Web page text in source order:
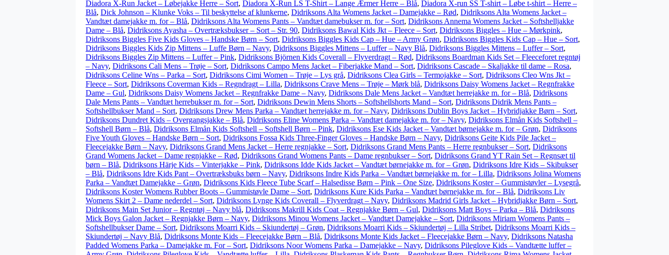
Diadora X-Run Jacket – Løbejakke Herre – Sort, Diadora X-Run LS T-Shirt – Lange Ærmer Herre – Blå, Diadora X-run SS T-shirt – Løbe t-shirt – Herre –
Blå, Dick Johnson – Klunke Voks – Til beskyttelse af klunkerne, Didriksons Alta Womens Jacket – Damejakke – Rød, Didriksons Alta Womens Jacket –
Vandtæt damejakke m. for – Blå, Didriksons Alta Womens Pants – Vandtæt damebukser m. for – Sort, Didriksons Annema Womens Jacket – Softshelljakke
Dame – Blå, Didriksons Ayasha – Overtræksbukser – Sort – Str. 90, Didriksons Bawal Kids Jkt – Fleece – Sort, Didriksons Biggles – Hue – Mørkpink,
Didriksons Biggles Five Kids Gloves – Handske Børn – Sort, Didriksons Biggles Kids Cap – Hue – Army Grøn, Didriksons Biggles Kids Cap – Hue – Sort,
Didriksons Biggles Kids Zip Mittens – Luffe Børn – Navy, Didriksons Biggles Mittens – Luffer – Navy Blå, Didriksons Biggles Mittens – Luffer – Sort,
Didriksons Biggles Zip Mittens – Luffer – Pink, Didriksons Björnen Kids Coverall – Flyverdragt – Rød, Didriksons Boardman Kids Set – Fleeceforet regntøj
– Navy, Didriksons Cali Mens – Trøje – Sort, Didriksons Campo Mens Jacket – Fiberjakke Mand – Sort, Didriksons Cascade – Skaljakke til dame – Rosa,
Didriksons Celine Wns – Parka – Sort, Didriksons Cimi Women – Trøje – Lys grå, Didriksons Clea Girls – Termojakke – Sort, Didriksons Cleo Wns Jkt –
Fleece – Sort, Didriksons Coverman Kids – Regndragt – Lilla, Didriksons Crave Mens – Trøje – Mørk blå, Didriksons Daisy Womens Jacket – Regnfrakke
Dame – Gul, Didriksons Daisy Womens Jacket – Regnfrakke Dame – Navy, Didriksons Dale Mens Jacket – Vandtæt herrejakke m. for – Blå, Didriksons
Dale Mens Pants – Vandtæt herrebukser m. for – Sort, Didriksons Dewin Mens Shorts – Softshellshorts Mand – Sort, Didriksons Didrik Mens Pants –
Softshellbukser Mand – Sort, Didriksons Drew Mens Parka – Vandtæt herrejakke m. for – Navy, Didriksons Dublin Boys Jacket – Hybridjakke Børn – Sort,
Didriksons Dundret Kids – Overgangsjakke – Blå, Didriksons Eline Womens Parka – Vandtæt damejakke m. for – Navy, Didriksons Elmån Kids Softshell –
Softshell Børn – Blå, Didriksons Elmån Kids Softshell – Softshell Børn – Pink, Didriksons Ese Kids Jacket – Vandtæt børnejakke m. for – Grøn, Didriksons
Five Youth Gloves – Handske Børn – Sort, Didriksons Fossa Kids Three-Finger Gloves – Handske Børn – Navy, Didriksons Geite Kids Pile Jacket –
Fleecejakke Børn – Navy, Didriksons Grand Mens Jacket – Herre regnjakke – Sort, Didriksons Grand Mens Pants – Herre regnbukser – Sort, Didriksons
Grand Womens Jacket – Dame regnjakke – Rød, Didriksons Grand Womens Pants – Dame regnbukser – Sort, Didriksons Grand YT Rain Set – Regnsæt til
børn – Blå, Didriksons Härje Kids – Vinterjakke – Pink, Didriksons Idde Kids Jacket – Vandtæt børnejakke m. for – Grøn, Didriksons Idre Kids – Skibukser
– Blå, Didriksons Idre Kids Pant – Overtræksbuks børn – Navy, Didriksons Indre Kids Parka – Vandtæt børnejakke m. for – Lilla, Didriksons Jolina Womens
Parka – Vandtæt Damejakke – Grøn, Didriksons Kids Fleece Tube Scarf – Halsedisse Børn – Pink – One Size, Didriksons Koster – Gummistøvler – Lysegrå,
Didriksons Koster Womens Rubber Boots – Gummistøvle Dame – Sort, Didriksons Kure Kids Parka – Vandtæt børnejakke m. for – Blå, Didriksons Liv
Womens Skirt 2 – Dame nederdel – Sort, Didriksons Lynge Kids Coverall – Flyverdragt – Navy, Didriksons Madrid Girls Jacket – Hybridjakke Børn – Sort,
Didriksons Main Set Junior – Regntøj – Navy blå, Didriksons Makrill Kids Coat – Regnjakke Børn – Gul, Didriksons Matt Boys – Parka – Blå, Didriksons
Mick Boys Galon Jacket – Regnjakke Børn – Navy, Didriksons Minou Womens Jacket – Vandtæt Damejakke – Sort, Didriksons Miriam Womens Pants –
Softshellbukser Dame – Sort, Didriksons Moarri Kids – Skiundertøj – Grøn, Didriksons Moarri Kids – Skiundertøj – Lilla Stribet, Didriksons Moarri Kids –
Skiundertøj – Navy Blå, Didriksons Monte Kids – Fleecejakke Børn – Blå, Didriksons Monte Kids Jacket – Fleecejakke Børn – Navy, Didriksons Natasha
Padded Womens Parka – Damejakke m. For – Sort, Didriksons Noor Womens Parka – Damejakke – Navy, Didriksons Pileglove Kids – Vandtætte luffer –